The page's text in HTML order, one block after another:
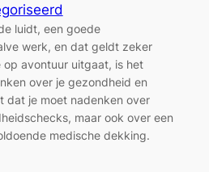
luidt, een goede
werk, en dat geldt zeker
op avontuur uitgaat, is het
over je gezondheid en
dat je moet nadenken over
maar ook over een
medische dekking.